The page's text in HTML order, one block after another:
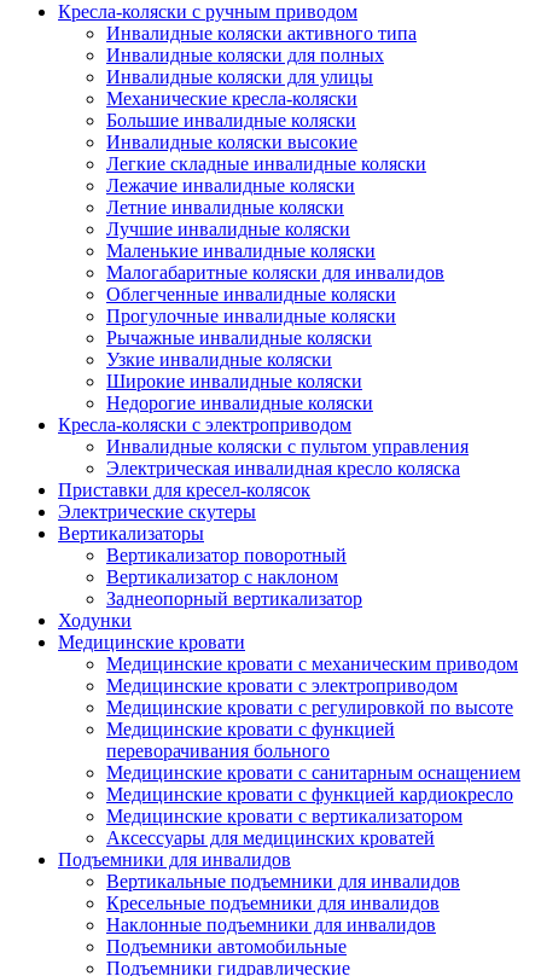
Кресла-коляски с ручным приводом
Инвалидные коляски активного типа
Инвалидные коляски для полных
Инвалидные коляски для улицы
Механические кресла-коляски
Большие инвалидные коляски
Инвалидные коляски высокие
Легкие складные инвалидные коляски
Лежачие инвалидные коляски
Летние инвалидные коляски
Лучшие инвалидные коляски
Маленькие инвалидные коляски
Малогабаритные коляски для инвалидов
Облегченные инвалидные коляски
Прогулочные инвалидные коляски
Рычажные инвалидные коляски
Узкие инвалидные коляски
Широкие инвалидные коляски
Недорогие инвалидные коляски
Кресла-коляски с электроприводом
Инвалидные коляски с пультом управления
Электрическая инвалидная кресло коляска
Приставки для кресел-колясок
Электрические скутеры
Вертикализаторы
Вертикализатор поворотный
Вертикализатор с наклоном
Заднеопорный вертикализатор
Ходунки
Медицинские кровати
Медицинские кровати с механическим приводом
Медицинские кровати с электроприводом
Медицинские кровати с регулировкой по высоте
Медицинские кровати с функцией
переворачивания больного
Медицинские кровати с санитарным оснащением
Медицинские кровати с функцией кардиокресло
Медицинские кровати с вертикализатором
Аксессуары для медицинских кроватей
Подъемники для инвалидов
Вертикальные подъемники для инвалидов
Кресельные подъемники для инвалидов
Наклонные подъемники для инвалидов
Подъемники автомобильные
Подъемники гидравлические